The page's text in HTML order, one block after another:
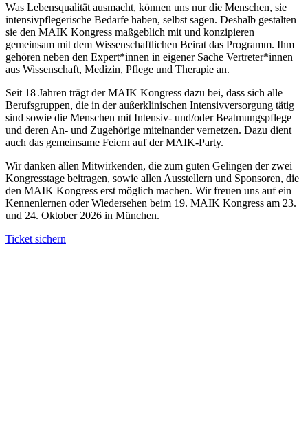
Was Lebensqualität ausmacht, können uns nur die Menschen, sie
intensivpflegerische Bedarfe haben, selbst sagen. Deshalb gestalten
sie den MAIK Kongress maßgeblich mit und konzipieren
gemeinsam mit dem Wissenschaftlichen Beirat das Programm. Ihm
gehören neben den Expert*innen in eigener Sache Vertreter*innen
aus Wissenschaft, Medizin, Pflege und Therapie an.
Seit 18 Jahren trägt der MAIK Kongress dazu bei, dass sich alle
Berufsgruppen, die in der außerklinischen Intensivversorgung tätig
sind sowie die Menschen mit Intensiv- und/oder Beatmungspflege
und deren An- und Zugehörige miteinander vernetzen. Dazu dient
auch das gemeinsame Feiern auf der MAIK-Party.
Wir danken allen Mitwirkenden, die zum guten Gelingen der zwei
Kongresstage beitragen, sowie allen Ausstellern und Sponsoren, die
den MAIK Kongress erst möglich machen. Wir freuen uns auf ein
Kennenlernen oder Wiedersehen beim 19. MAIK Kongress am 23.
und 24. Oktober 2026 in München.
Ticket sichern